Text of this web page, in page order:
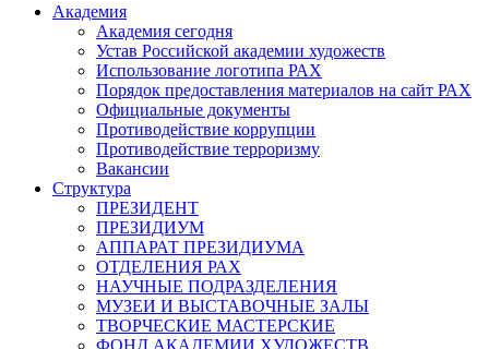
Академия
Академия сегодня
Устав Российской академии художеств
Использование логотипа РАХ
Порядок предоставления материалов на сайт РАХ
Официальные документы
Противодействие коррупции
Противодействие терроризму
Вакансии
Структура
ПРЕЗИДЕНТ
ПРЕЗИДИУМ
АППАРАТ ПРЕЗИДИУМА
ОТДЕЛЕНИЯ РАХ
НАУЧНЫЕ ПОДРАЗДЕЛЕНИЯ
МУЗЕИ И ВЫСТАВОЧНЫЕ ЗАЛЫ
ТВОРЧЕСКИЕ МАСТЕРСКИЕ
ФОНД АКАДЕМИИ ХУДОЖЕСТВ